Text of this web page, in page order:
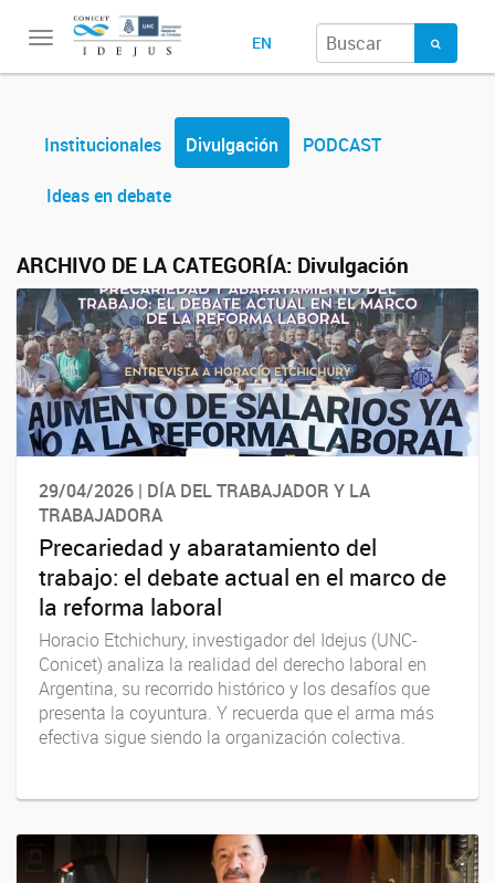
Toggle
EN
Institucionales Divulgación PODCAST
Ideas en debate
ARCHIVO DE LA CATEGORÍA: Divulgación
29/04/2026 | DÍA DEL TRABAJADOR Y LA
TRABAJADORA
Precariedad y abaratamiento del
trabajo: el debate actual en el marco de
la reforma laboral
Horacio Etchichury, investigador del Idejus (UNC-
Conicet) analiza la realidad del derecho laboral en
Argentina, su recorrido histórico y los desafíos que
presenta la coyuntura. Y recuerda que el arma más
efectiva sigue siendo la organización colectiva.